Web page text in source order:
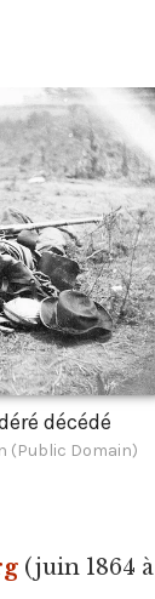
décédé
(Public Domain)
(juin 1864 à